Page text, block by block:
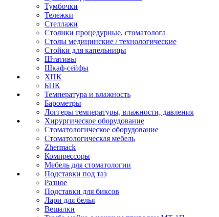
Тумбочки
Тележки
Стеллажи
Столики процедурные, стоматолога
Столы медицинские / технологические
Стойки для капельницы
Штативы
Шкаф-сейфы
ХПК
БПК
Температура и влажность
Барометры
Логгеры температуры, влажности, давления
Хирургическое оборудование
Стоматологическое оборудование
Стоматологическая мебель
Zhermack
Компрессоры
Мебель для стоматологии
Подставки под таз
Разное
Подставки для биксов
Лари для белья
Вешалки